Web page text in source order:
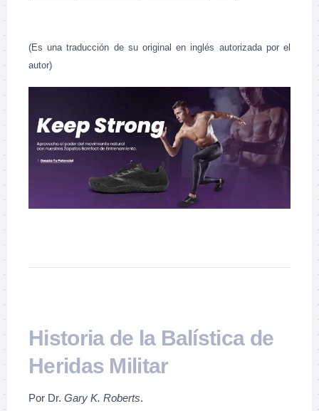
(Es una traducción de su original en inglés autorizada por el
autor)
Historia de la Balística de
Heridas Militar
Por Dr. Gary K. Roberts.